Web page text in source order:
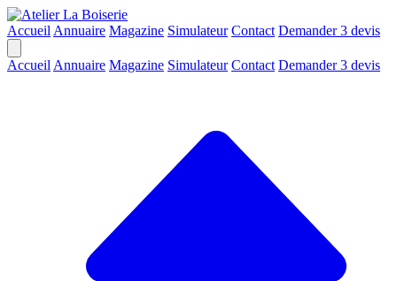
Accueil Annuaire Magazine Simulateur Contact Demander 3 devis
Accueil Annuaire Magazine Simulateur Contact Demander 3 devis